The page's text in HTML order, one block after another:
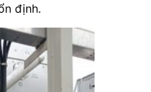
định.